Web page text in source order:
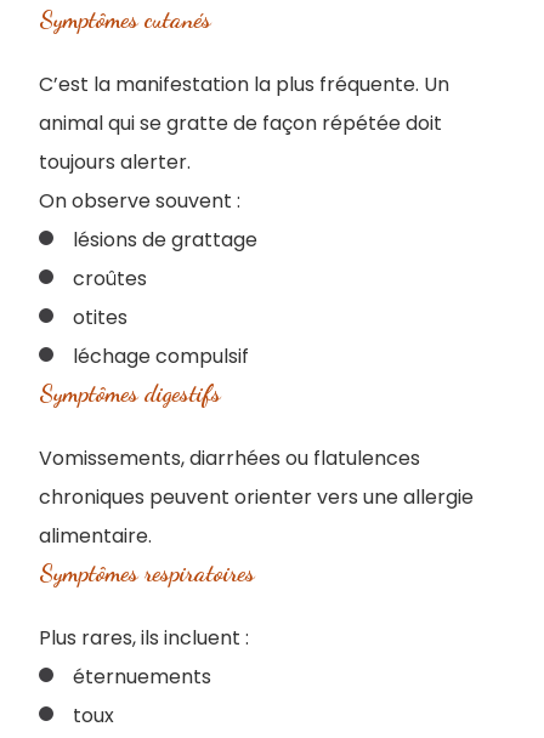
Symptômes cutanés
C’est la manifestation la plus fréquente. Un
animal qui se gratte de façon répétée doit
toujours alerter.
On observe souvent :
lésions de grattage
croûtes
otites
léchage compulsif
Symptômes digestifs
Vomissements, diarrhées ou flatulences
chroniques peuvent orienter vers une allergie
alimentaire.
Symptômes respiratoires
Plus rares, ils incluent :
éternuements
toux